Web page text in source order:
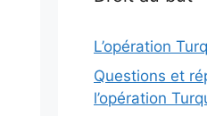
L’opération
Questions et
l’opération